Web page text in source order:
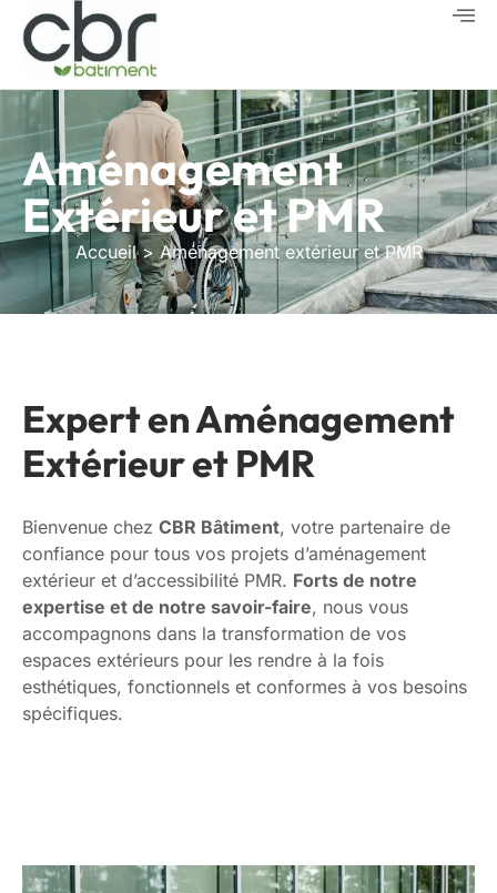
Aménagement
Extérieur et PMR
Accueil> Aménagement extérieur et PMR
Expert en Aménagement
Extérieur et PMR
Bienvenue chez CBR Bâtiment, votre partenaire de
confiance pour tous vos projets d’aménagement
extérieur et d’accessibilité PMR. Forts de notre
expertise et de notre savoir-faire, nous vous
accompagnons dans la transformation de vos
espaces extérieurs pour les rendre à la fois
esthétiques, fonctionnels et conformes à vos besoins
spécifiques.